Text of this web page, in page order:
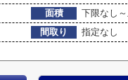
面積 下限なし
間取り
指定なし